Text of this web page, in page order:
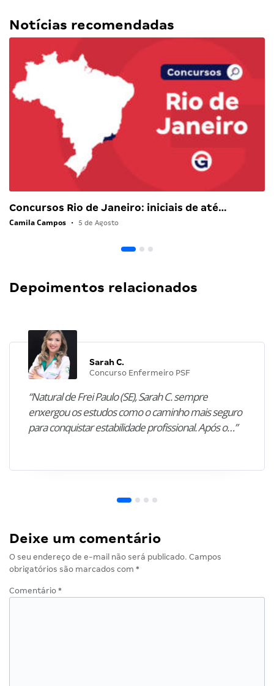
Notícias recomendadas
Concursos Rio de Janeiro: iniciais de até…
Camila Campos • 5 de Agosto
Depoimentos relacionados
Sarah C.
Concurso Enfermeiro PSF
“Natural de Frei Paulo (SE), Sarah C. sempre
enxergou os estudos como o caminho mais seguro
para conquistar estabilidade profissional. Após o…”
Deixe um comentário
O seu endereço de e-mail não será publicado. Campos
obrigatórios são marcados com *
Comentário *